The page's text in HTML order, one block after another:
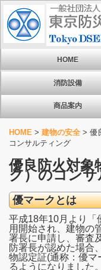
HOME
消防設備
商品案内
HOME > 建物の安全 > 優
コンサルティング
優良防火対象
ク）のコン
優マークとは
平成18年10月より「
用開始され、建物の
署長に申請し、審査
防署長が認めた場合
物認定証(通称：優マ
るようになりました。